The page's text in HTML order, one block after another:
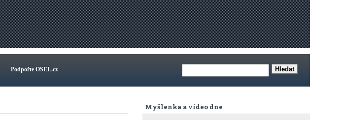
Podpořte OSEL.cz
Myšlenka a video dne